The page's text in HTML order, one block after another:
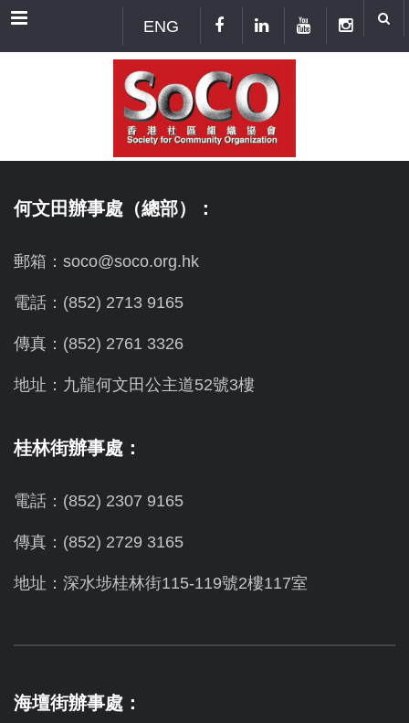
Menu ENG
何文田辦事處（總部）：
郵箱：soco@soco.org.hk
電話：(852) 2713 9165
傳真：(852) 2761 3326
地址：九龍何文田公主道52號3樓
桂林街辦事處：
電話：(852) 2307 9165
傳真：(852) 2729 3165
地址：深水埗桂林街115-119號2樓117室
海壇街辦事處：